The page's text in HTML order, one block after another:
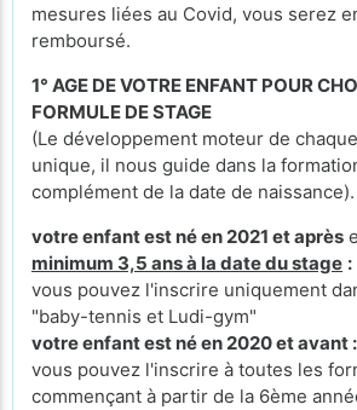
mesures liées au Covid, vous serez
remboursé.
1° AGE DE VOTRE ENFANT POUR
FORMULE DE STAGE
(Le développement moteur de
unique, il nous guide dans la
complément de la date de naissance).
votre enfant est né en 2021 et après
minimum 3,5 ans à la date du stage :
vous pouvez l'inscrire uniquement
"baby-tennis et Ludi-gym"
votre enfant est né en 2020 et avant :
vous pouvez l'inscrire à toutes les
commençant à partir de la 6ème